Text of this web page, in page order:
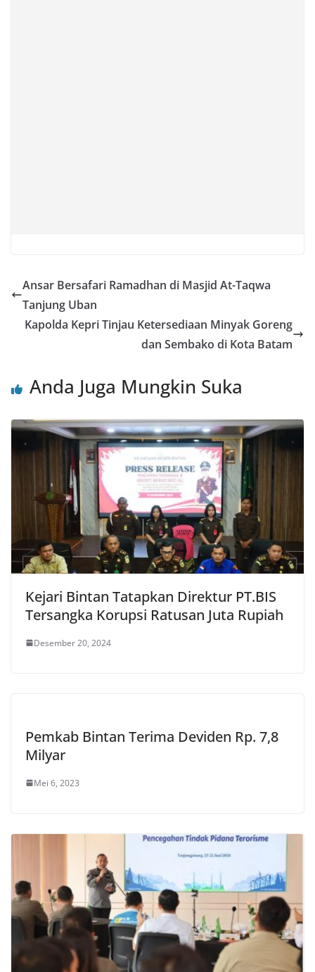
Ansar Bersafari Ramadhan di Masjid At-Taqwa
Tanjung Uban
Kapolda Kepri Tinjau Ketersediaan Minyak Goreng
dan Sembako di Kota Batam
Anda Juga Mungkin Suka
Kejari Bintan Tatapkan Direktur PT.BIS
Tersangka Korupsi Ratusan Juta Rupiah
Desember 20, 2024
Pemkab Bintan Terima Deviden Rp. 7,8
Milyar
Mei 6, 2023